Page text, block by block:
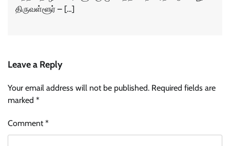
திருவள்ளூர் – […]
Leave a Reply
Your email address will not be published. Required fields are
marked *
Comment*